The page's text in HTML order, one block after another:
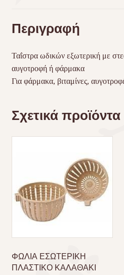
Περιγραφή
Ταΐστρα ωδικών εξωτερική με
αυγοτροφή ή φάρμακα
Για φάρμακα, βιταμίνες,
Σχετικά προϊόντα
ΦΩΛΙΑ ΕΣΩΤΕΡΙΚΗ
ΠΛΑΣΤΙΚΟ ΚΑΛΑΘΑΚΙ